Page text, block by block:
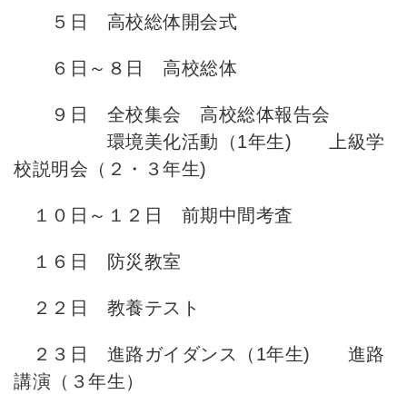
５日 高校総体開会式
６日～８日 高校総体
９日 全校集会 高校総体報告会
環境美化活動（1年生) 上級学
校説明会（２・３年生)
１０日～１２日 前期中間考査
１６日 防災教室
２２日 教養テスト
２３日 進路ガイダンス（1年生) 進路
講演（３年生）